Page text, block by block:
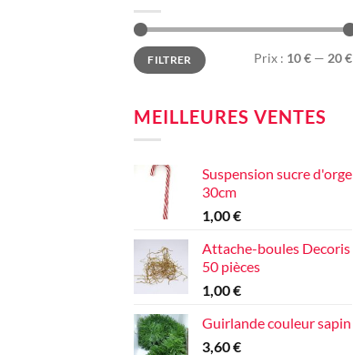
Prix
min
Prix
maxFILTRER Prix : 10 € — 20 €
MEILLEURES VENTES
Suspension sucre d'orge
30cm
1,00€
Attache-boules Decoris
50 pièces
1,00€
Guirlande couleur sapin
3,60€